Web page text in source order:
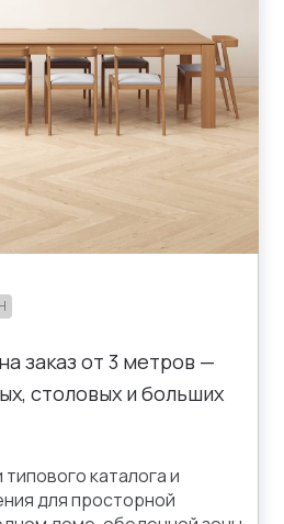
заказ от 3 метров —
столовых и больших
каталога и
для просторной